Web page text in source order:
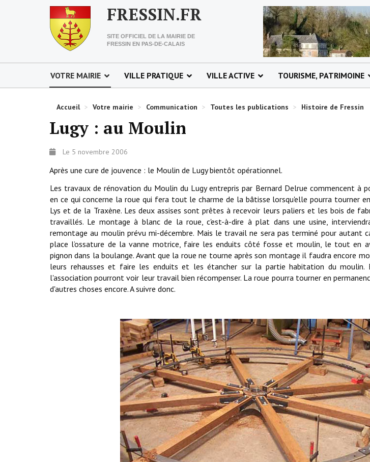
FRESSIN.FR
SITE OFFICIEL DE LA MAIRIE DE
FRESSIN EN PAS-DE-CALAIS
VOTRE MAIRIE VILLE PRATIQUE VILLE ACTIVE TOURISME, PATRIMOINE
Accueil > Votre mairie > Communication > Toutes les publications > Histoire de Fressin
Lugy : au Moulin
Le 5 novembre 2006
Après une cure de jouvence : le Moulin de Lugy bientôt opérationnel.
Les travaux de rénovation du Moulin du Lugy entrepris par Bernard Delrue commencent
en ce qui concerne la roue qui fera tout le charme de la bâtisse lorsqu'elle pourra tourner
Lys et de la Traxène. Les deux assises sont prêtes à recevoir leurs paliers et les bois de
travaillés. Le montage à blanc de la roue, c'est-à-dire à plat dans une usine,
remontage au moulin prévu mi-décembre. Mais le travail ne sera pas terminé pour autant
place l’ossature de la vanne motrice, faire les enduits côté fosse et moulin, le tout en
pignon dans la boulange. Avant que la roue ne tourne après son montage il faudra encore
leurs rehausses et faire les enduits et les étancher sur la partie habitation du
l'association pourront voir leur travail bien récompenser. La roue pourra tourner en
d'autres choses encore. A suivre donc.